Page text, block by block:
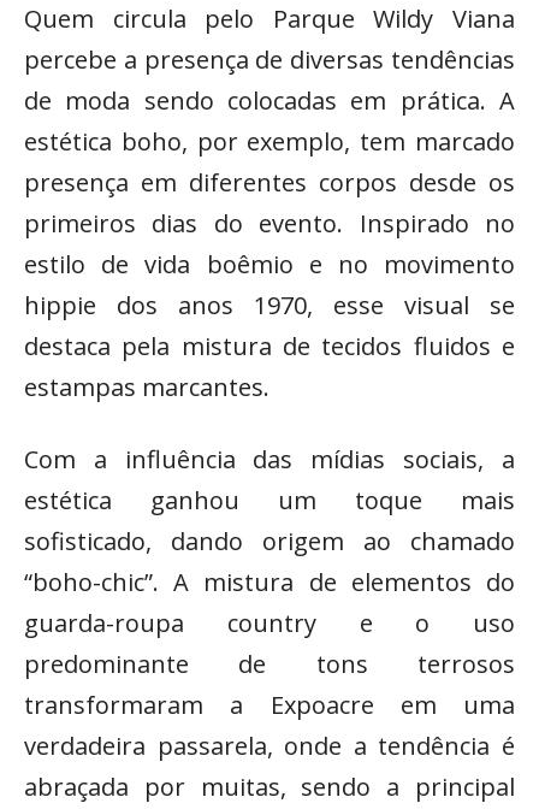
Quem circula pelo Parque Wildy Viana
percebe a presença de diversas tendências
de moda sendo colocadas em prática. A
estética boho, por exemplo, tem marcado
presença em diferentes corpos desde os
primeiros dias do evento. Inspirado no
estilo de vida boêmio e no movimento
hippie dos anos 1970, esse visual se
destaca pela mistura de tecidos fluidos e
estampas marcantes.
Com a influência das mídias sociais, a
estética ganhou um toque mais
sofisticado, dando origem ao chamado
“boho-chic”. A mistura de elementos do
guarda-roupa country e o uso
predominante de tons terrosos
transformaram a Expoacre em uma
verdadeira passarela, onde a tendência é
abraçada por muitas, sendo a principal